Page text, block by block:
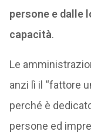
persone e dalle
capacità.
Le
anzi lì il “fattore
perché è
persone ed